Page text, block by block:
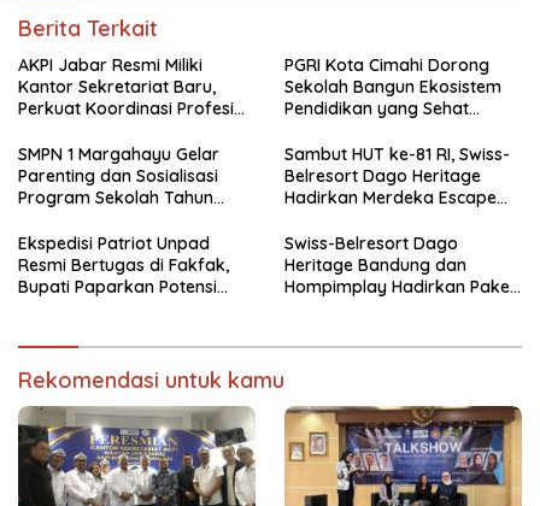
Berita Terkait
AKPI Jabar Resmi Miliki
Kantor Sekretariat Baru,
Perkuat Koordinasi Profesi
PGRI Kota Cimahi Dorong
Sekolah Bangun Ekosistem
Pendidikan yang Sehat
SMPN 1 Margahayu Gelar
Parenting dan Sosialisasi
Program Sekolah Tahun
Sambut HUT ke-81 RI, Swiss-
Belresort Dago Heritage
Hadirkan Merdeka Escape
Ekspedisi Patriot Unpad
Resmi Bertugas di Fakfak,
Bupati Paparkan Potensi
Swiss-Belresort Dago
Heritage Bandung dan
Hompimplay Hadirkan Paket
Rekomendasi untuk kamu